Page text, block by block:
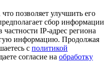
позволяет улучшить его
сбор информации
частности IP-адрес региона
информацию. Продолжая
с политикой
согласие на обработку